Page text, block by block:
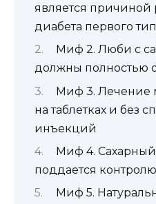
является причиной
диабета первого
Миф 2. Люби с
должны полностью
Миф 3. Лечение
на таблетках и без
инъекций
Миф 4.
поддается контролю
Миф 5.